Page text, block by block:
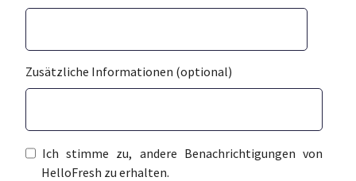
Zusätzliche Informationen (optional)
Ich stimme zu, andere Benachrichtigungen von
HelloFresh zu erhalten.